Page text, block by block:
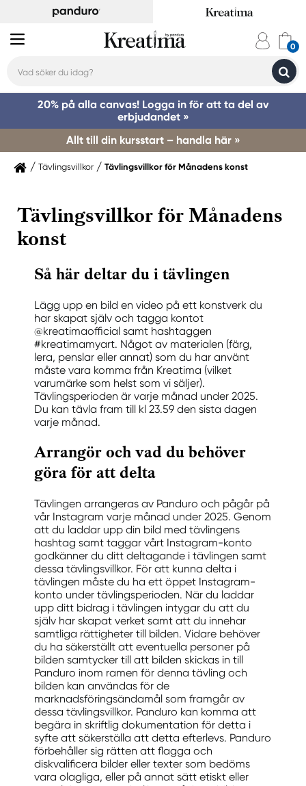
20% på alla canvas! Logga in för att ta del av
erbjudandet »
Allt till din kursstart – handla här »
Tävlingsvillkor Tävlingsvillkor för Månadens konst
Tävlingsvillkor för Månadens
konst
Så här deltar du i tävlingen
Lägg upp en bild en video på ett konstverk du
har skapat själv och tagga kontot
@kreatimaofficial samt hashtaggen
#kreatimamyart. Något av materialen (färg,
lera, penslar eller annat) som du har använt
måste vara komma från Kreatima (vilket
varumärke som helst som vi säljer).
Tävlingsperioden är varje månad under 2025.
Du kan tävla fram till kl 23.59 den sista dagen
varje månad.
Arrangör och vad du behöver
göra för att delta
Tävlingen arrangeras av Panduro och pågår på
vår Instagram varje månad under 2025. Genom
att du laddar upp din bild med tävlingens
hashtag samt taggar vårt Instagram-konto
godkänner du ditt deltagande i tävlingen samt
dessa tävlingsvillkor. För att kunna delta i
tävlingen måste du ha ett öppet Instagram-
konto under tävlingsperioden. När du laddar
upp ditt bidrag i tävlingen intygar du att du
själv har skapat verket samt att du innehar
samtliga rättigheter till bilden. Vidare behöver
du ha säkerställt att eventuella personer på
bilden samtycker till att bilden skickas in till
Panduro inom ramen för denna tävling och
bilden kan användas för de
marknadsföringsändamål som framgår av
dessa tävlingsvillkor. Panduro kan komma att
begära in skriftlig dokumentation för detta i
syfte att säkerställa att detta efterlevs. Panduro
förbehåller sig rätten att flagga och
diskvalificera bilder eller texter som bedöms
vara olagliga, eller på annat sätt etiskt eller